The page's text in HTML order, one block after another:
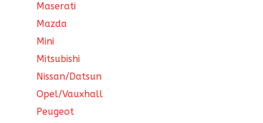
Maserati
Mazda
Mini
Mitsubishi
Nissan/Datsun
Opel/Vauxhall
Peugeot